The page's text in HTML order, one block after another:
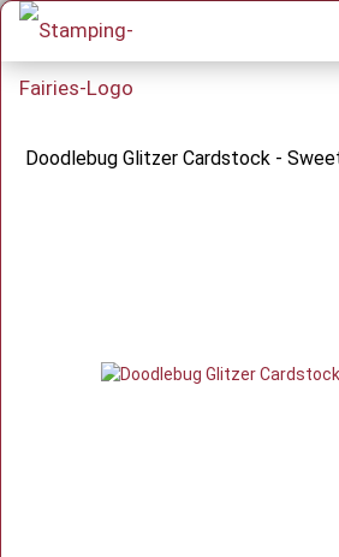
Doodlebug Glitzer Cardstock -